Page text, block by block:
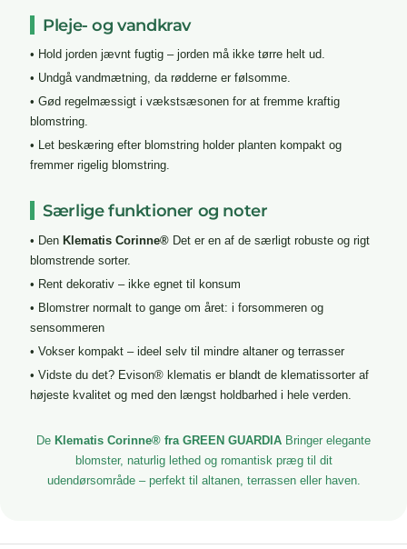
Pleje- og vandkrav
• Hold jorden jævnt fugtig – jorden må ikke tørre helt ud.
• Undgå vandmætning, da rødderne er følsomme.
• Gød regelmæssigt i vækstsæsonen for at fremme kraftig
blomstring.
• Let beskæring efter blomstring holder planten kompakt og
fremmer rigelig blomstring.
Særlige funktioner og noter
• Den Klematis Corinne®Det er en af de særligt robuste og rigt
blomstrende sorter.
• Rent dekorativ – ikke egnet til konsum
• Blomstrer normalt to gange om året: i forsommeren og
sensommeren
• Vokser kompakt – ideel selv til mindre altaner og terrasser
• Vidste du det? Evison® klematis er blandt de klematissorter af
højeste kvalitet og med den længst holdbarhed i hele verden.
De Klematis Corinne® fra GREEN GUARDIA Bringer elegante
blomster, naturlig lethed og romantisk præg til dit
udendørsområde – perfekt til altanen, terrassen eller haven.